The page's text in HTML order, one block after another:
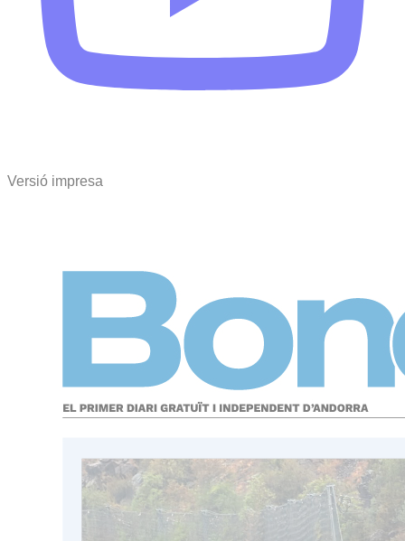
Versió impresa